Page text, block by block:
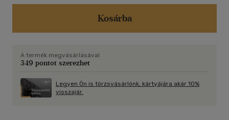
Kosárba
A termék megvásárlásával
349 pontot szerezhet
Legyen Ön is törzsvásárlónk, kártyájára akár 10%
visszajár.